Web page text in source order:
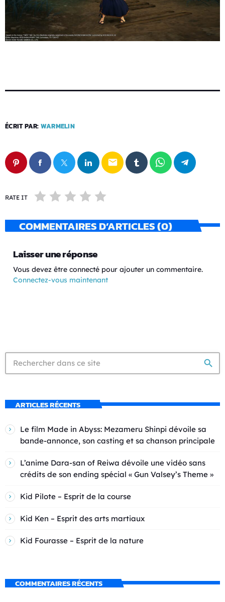
ÉCRIT PAR: WARMELIN
email
RATE IT
COMMENTAIRES D’ARTICLES (0)
Laisser une réponse
Vous devez être connecté pour ajouter un commentaire.
Connectez-vous maintenant
search
ARTICLES RÉCENTS
Le film Made in Abyss: Mezameru Shinpi dévoile sa
bande-annonce, son casting et sa chanson principale
L’anime Dara-san of Reiwa dévoile une vidéo sans
crédits de son ending spécial « Gun Valsey’s Theme »
Kid Pilote – Esprit de la course
Kid Ken – Esprit des arts martiaux
Kid Fourasse – Esprit de la nature
COMMENTAIRES RÉCENTS